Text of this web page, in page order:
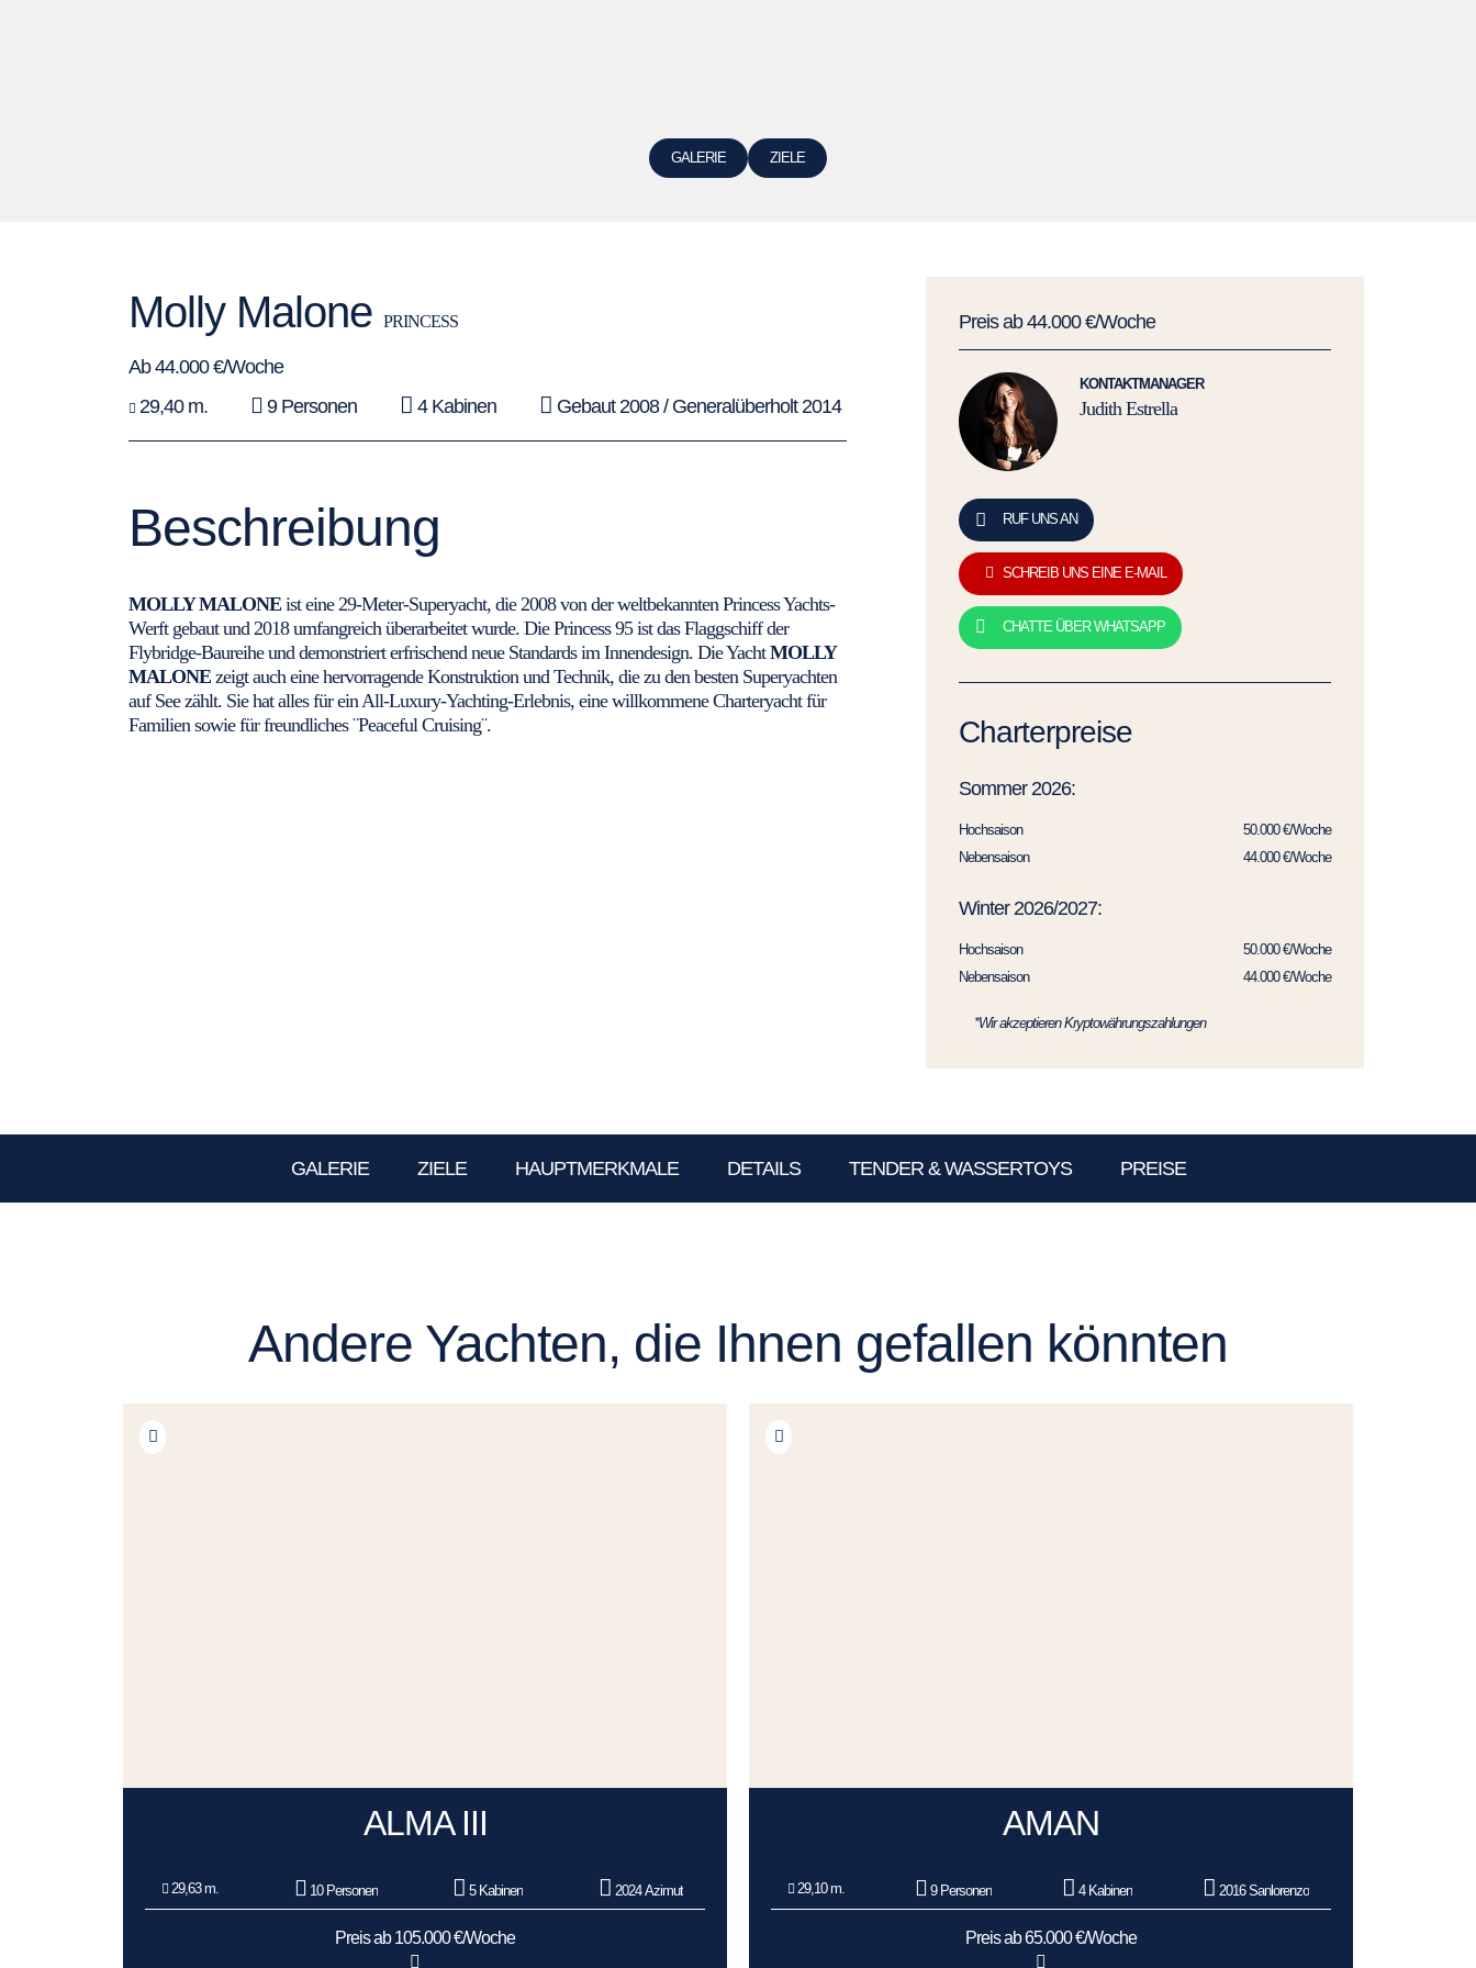
GALERIE ZIELE
Molly Malone PRINCESS
Ab 44.000 €/Woche
29,40 m.
9 Personen 4 Kabinen Gebaut 2008 / Generalüberholt 2014
Beschreibung
MOLLY MALONE ist eine 29-Meter-Superyacht, die 2008 von der weltbekannten Princess Yachts-
Werft gebaut und 2018 umfangreich überarbeitet wurde. Die Princess 95 ist das Flaggschiff der
Flybridge-Baureihe und demonstriert erfrischend neue Standards im Innendesign. Die YachtMOLLY
MALONE zeigt auch eine hervorragende Konstruktion und Technik, die zu den besten Superyachten
auf See zählt. Sie hat alles für ein All-Luxury-Yachting-Erlebnis, eine willkommene Charteryacht für
Familien sowie für freundliches ¨Peaceful Cruising¨.
Preis ab 44.000 €/Woche
KONTAKTMANAGER
Judith Estrella
RUF UNS AN
SCHREIB UNS EINE E-MAIL
CHATTE ÜBER WHATSAPP
Charterpreise
Sommer 2026:
Hochsaison
50.000 €/Woche
Nebensaison
44.000 €/Woche
Winter 2026/2027:
Hochsaison
50.000 €/Woche
Nebensaison
44.000 €/Woche
*Wir akzeptieren Kryptowährungszahlungen
GALERIE ZIELE HAUPTMERKMALE DETAILS TENDER & WASSERTOYS PREISE
Andere Yachten, die Ihnen gefallen könnten
ALMA III
29,63 m. 10 Personen 5 Kabinen 2024 Azimut
Preis ab 105.000 €/Woche
AMAN
29,10 m. 9 Personen 4 Kabinen 2016 Sanlorenzo
Preis ab 65.000 €/Woche